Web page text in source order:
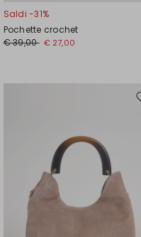
Saldi -31%
Pochette crochet
€ 39,00 € 27,00